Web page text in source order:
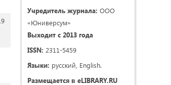
Учредитель журнала: ООО
«Юниверсум»
Выходит с 2013 года
ISSN: 2311-5459
Языки: русский, English.
Размещается в eLIBRARY.RU